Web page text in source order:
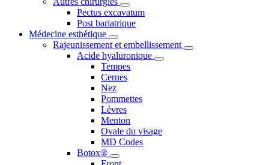
Pectus excavatum
Post bariatrique
Médecine esthétique
Rajeunissement et embellissement
Acide hyaluronique
Tempes
Cernes
Nez
Pommettes
Lèvres
Menton
Ovale du visage
MD Codes
Botox®